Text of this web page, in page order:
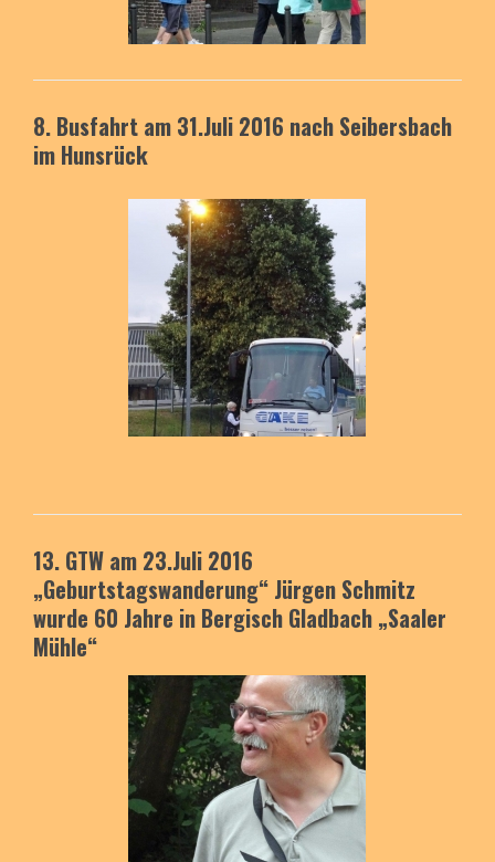
8. Busfahrt am 31.Juli 2016 nach Seibersbach
im Hunsrück
13. GTW am 23.Juli 2016
„Geburtstagswanderung“ Jürgen Schmitz
wurde 60 Jahre in Bergisch Gladbach „Saaler
Mühle“